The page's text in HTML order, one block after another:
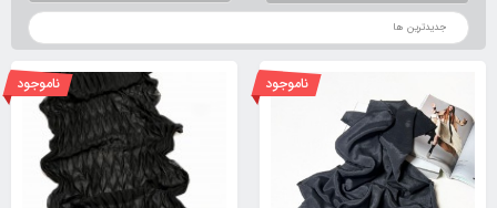
ترتیب
ناموجود ناموجود